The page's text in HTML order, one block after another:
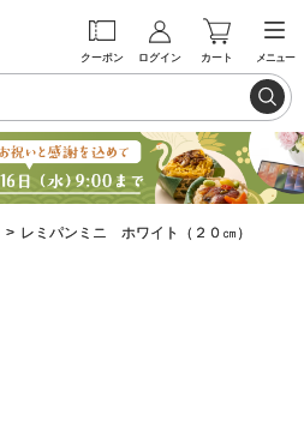
クーポン ログイン カート メニュー
レミパンミニ ホワイト（２０㎝）